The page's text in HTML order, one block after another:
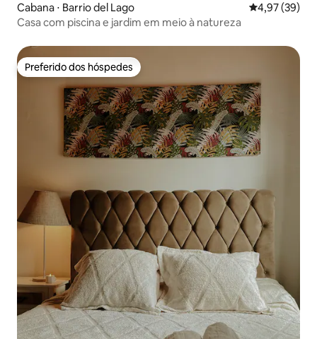
Cabana ⋅ Barrio del Lago 4,97 de uma
4,97 (39)
Casa com piscina e jardim em meio à natureza
Preferido dos hóspedes
Preferido dos hóspedes